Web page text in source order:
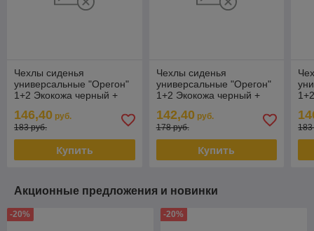
Чехлы сиденья
универсальные "Орегон"
1+2 Экокожа черный +
146,40 руб.
183 руб.
Купить
Чехлы сиденья
универсальные "Орегон"
1+2 Экокожа черный +
142,40руб.
178 руб.
Купить
183
Акционные предложения и новинки
-20% -20%